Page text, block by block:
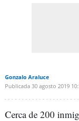
Gonzalo Araluce
Publicada 30 agosto 2019
Cerca de 200